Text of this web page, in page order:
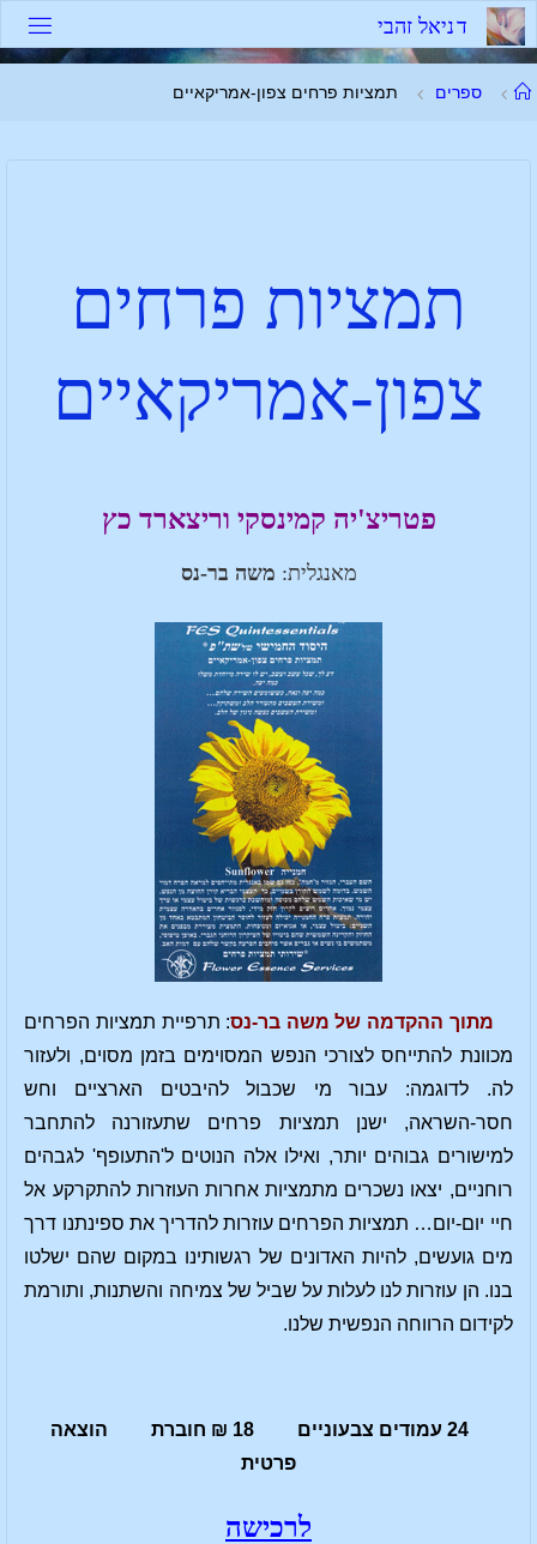
דניאל זהבי
ספרים תמציות פרחים צפון-אמריקאיים
תמציות פרחים
צפון-אמריקאיים
פטריצ'יה קמינסקי וריצארד כץ
מאנגלית: משה בר-נס
מתוך ההקדמה של משה בר-נס: תרפיית תמציות הפרחים
מכוונת להתייחס לצורכי הנפש המסוימים בזמן מסוים, ולעזור
לה. לדוגמה: עבור מי שכבול להיבטים הארציים וחש
חסר-השראה, ישנן תמציות פרחים שתעזורנה להתחבר
למישורים גבוהים יותר, ואילו אלה הנוטים ל'התעופף' לגבהים
רוחניים, יצאו נשכרים מתמציות אחרות העוזרות להתקרקע אל
חיי יום-יום… תמציות הפרחים עוזרות להדריך את ספינתנו דרך
מים גועשים, להיות האדונים של רגשותינו במקום שהם ישלטו
בנו. הן עוזרות לנו לעלות על שביל של צמיחה והשתנות, ותורמת
לקידום הרווחה הנפשית שלנו.
24 עמודים צבעוניים 18 ₪ חוברת הוצאה
פרטית
לרכישה